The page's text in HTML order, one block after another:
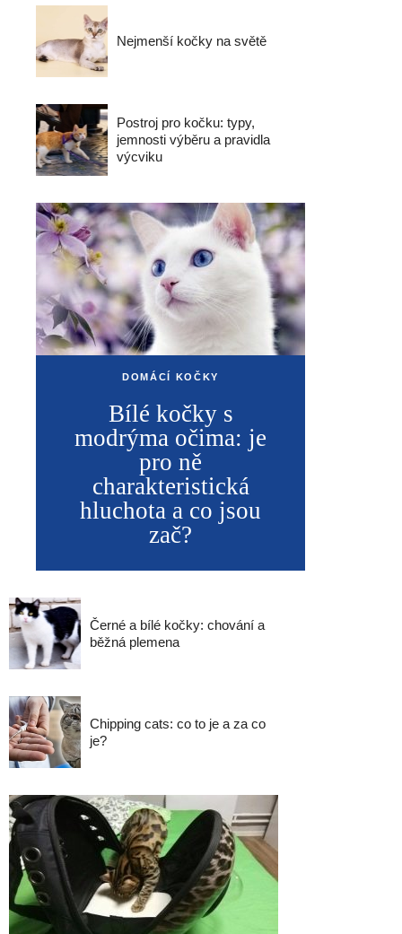
Nejmenší kočky na světě
Postroj pro kočku: typy,
jemnosti výběru a pravidla
výcviku
DOMÁCÍ KOČKY
Bílé kočky s
modrýma očima: je
pro ně
charakteristická
hluchota a co jsou
zač?
Černé a bílé kočky: chování a
běžná plemena
Chipping cats: co to je a za co
je?